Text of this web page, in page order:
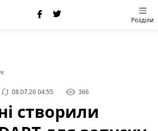
Розділи
08.07.26 04:55 366
створили